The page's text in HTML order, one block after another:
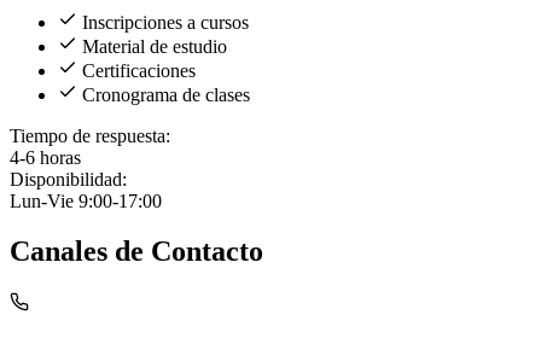
Inscripciones a cursos
Material de estudio
Certificaciones
Cronograma de clases
Tiempo de respuesta:
4-6 horas
Disponibilidad:
Lun-Vie 9:00-17:00
Canales de Contacto